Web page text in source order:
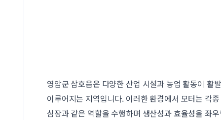
영암군 삼호읍은 다양한 산업 시설과 농업 활동이 활
이루어지는 지역입니다. 이러한 환경에서 모터는 각
심장과 같은 역할을 수행하며 생산성과 효율성을 좌